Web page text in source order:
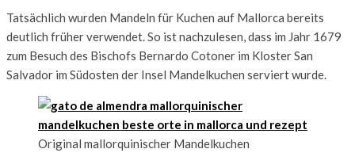
Tatsächlich wurden Mandeln für Kuchen auf Mallorca bereits
deutlich früher verwendet. So ist nachzulesen, dass im Jahr 1679
zum Besuch des Bischofs Bernardo Cotoner im Kloster San
Salvador im Südosten der Insel Mandelkuchen serviert wurde.
Original mallorquinischer Mandelkuchen